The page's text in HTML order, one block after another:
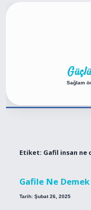
Sağlam
Etiket: Gafil insan ne
Gafile Ne Demek
Tarih: Şubat 26, 2025